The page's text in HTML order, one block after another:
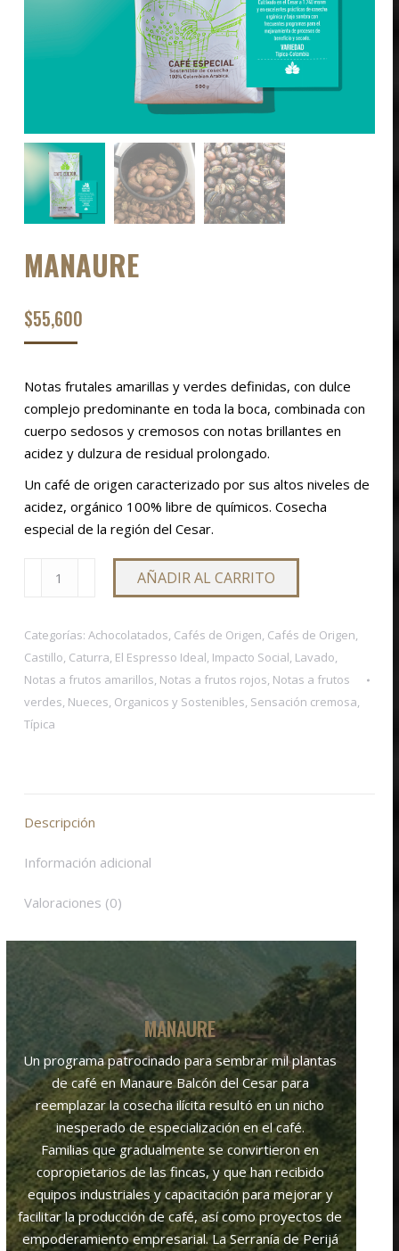
MANAURE
$55,600
Notas frutales amarillas y verdes definidas, con dulce
complejo predominante en toda la boca, combinada con
cuerpo sedosos y cremosos con notas brillantes en
acidez y dulzura de residual prolongado.
Un café de origen caracterizado por sus altos niveles de
acidez, orgánico 100% libre de químicos. Cosecha
especial de la región del Cesar.
AÑADIR AL CARRITO
Categorías: Achocolatados, Cafés de Origen, Cafés de Origen,
Castillo, Caturra, El Espresso Ideal, Impacto Social, Lavado,
Notas a frutos amarillos, Notas a frutos rojos, Notas a frutos
verdes, Nueces, Organicos y Sostenibles, Sensación cremosa,
Típica
Descripción
Información adicional
Valoraciones (0)
MANAURE
Un programa patrocinado para sembrar mil plantas
de café en Manaure Balcón del Cesar para
reemplazar la cosecha ilícita resultó en un nicho
inesperado de especialización en el café.
Familias que gradualmente se convirtieron en
copropietarios de las fincas, y que han recibido
equipos industriales y capacitación para mejorar y
facilitar la producción de café, así como proyectos de
empoderamiento empresarial. La Serranía de Perijá